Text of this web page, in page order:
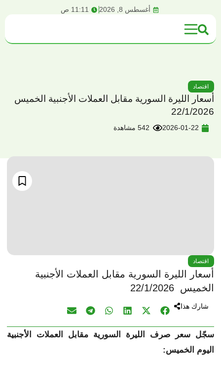
أغسطس 8, 2026 11:11 ص
اقتصاد
أسعار الليرة السورية مقابل العملات الأجنبية الخميس
22/1/2026
2026-01-22 542 مشاهدة
اقتصاد
أسعار الليرة السورية مقابل العملات الأجنبية
الخميس 22/1/2026
شارك هذا
سجّل سعر صرف الليرة السورية مقابل
العملات الأجنبية
اليوم الخميس: